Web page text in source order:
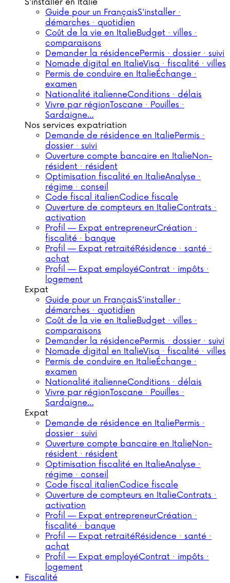
S'installer en Italie
Guide pour un FrançaisS'installer ·
démarches · quotidien
Coût de la vie en ItalieBudget · villes ·
comparaisons
Demander la résidencePermis · dossier · suivi
Nomade digital en ItalieVisa · fiscalité · villes
Permis de conduire en ItalieÉchange ·
examen
Nationalité italienneConditions · délais
Vivre par régionToscane · Pouilles ·
Sardaigne…
Nos services expatriation
Demande de résidence en ItaliePermis ·
dossier · suivi
Ouverture compte bancaire en ItalieNon-
résident · résident
Optimisation fiscalité en ItalieAnalyse ·
régime · conseil
Code fiscal italienCodice fiscale
Ouverture de compteurs en ItalieContrats ·
activation
Profil — Expat entrepreneurCréation ·
fiscalité · banque
Profil — Expat retraitéRésidence · santé ·
achat
Profil — Expat employéContrat · impôts ·
logement
Expat
Guide pour un FrançaisS'installer ·
démarches · quotidien
Coût de la vie en ItalieBudget · villes ·
comparaisons
Demander la résidencePermis · dossier · suivi
Nomade digital en ItalieVisa · fiscalité · villes
Permis de conduire en ItalieÉchange ·
examen
Nationalité italienneConditions · délais
Vivre par régionToscane · Pouilles ·
Sardaigne…
Expat
Demande de résidence en ItaliePermis ·
dossier · suivi
Ouverture compte bancaire en ItalieNon-
résident · résident
Optimisation fiscalité en ItalieAnalyse ·
régime · conseil
Code fiscal italienCodice fiscale
Ouverture de compteurs en ItalieContrats ·
activation
Profil — Expat entrepreneurCréation ·
fiscalité · banque
Profil — Expat retraitéRésidence · santé ·
achat
Profil — Expat employéContrat · impôts ·
logement
Fiscalité